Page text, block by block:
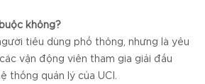
không?
tiêu dùng phổ thông, nhưng là yêu
vận động viên tham gia giải đấu
thống quản lý của UCI.